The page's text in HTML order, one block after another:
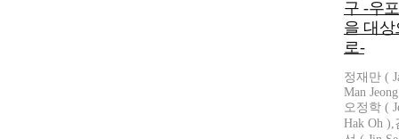
구 -우
을 대상
로-
정재만 (
Man
오정학 (
Hak Oh ),